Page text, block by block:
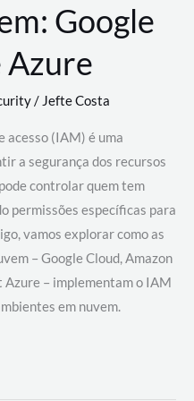
Google
Azure
/ Jefte Costa
acesso (IAM) é uma
a segurança dos recursos
controlar quem tem
permissões específicas para
vamos explorar como as
– Google Cloud, Amazon
– implementam o IAM
em nuvem.